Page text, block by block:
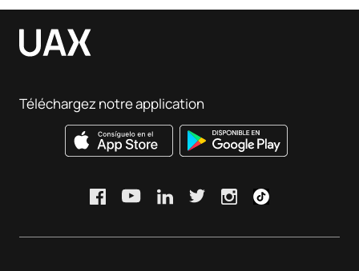
Téléchargez notre application